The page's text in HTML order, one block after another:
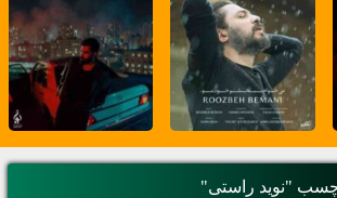
"نوید راستی"